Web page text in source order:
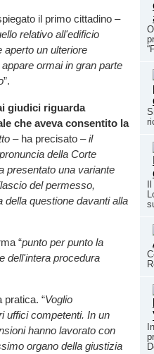
il primo cittadino –
relativo all'edificio
aperto un ulteriore
ormai in gran parte
”.
giudici riguarda
che aveva consentito la
– ha precisato –il
della Corte
presentato una variante
del permesso,
questione davanti alla
“punto per punto la
dell'intera procedura
pratica. “Voglio
uffici competenti. In un
hanno lavorato con
organo della giustizia